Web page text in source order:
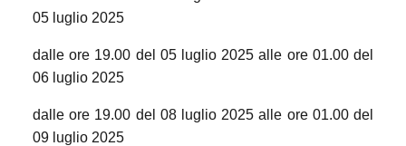
05 luglio 2025
dalle ore 19.00 del 05 luglio 2025 alle ore 01.00 del
06 luglio 2025
dalle ore 19.00 del 08 luglio 2025 alle ore 01.00 del
09 luglio 2025